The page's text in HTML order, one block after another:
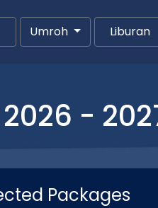
Umroh Liburan
-
Packages